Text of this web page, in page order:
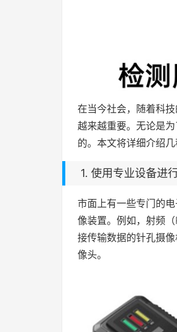
在当今社会，随着科
越来越重要。无论是
的。本文将详细介绍
1. 使用专业设备进
市面上有一些专门的
像装置。例如，射频
接传输数据的针孔摄
像头。